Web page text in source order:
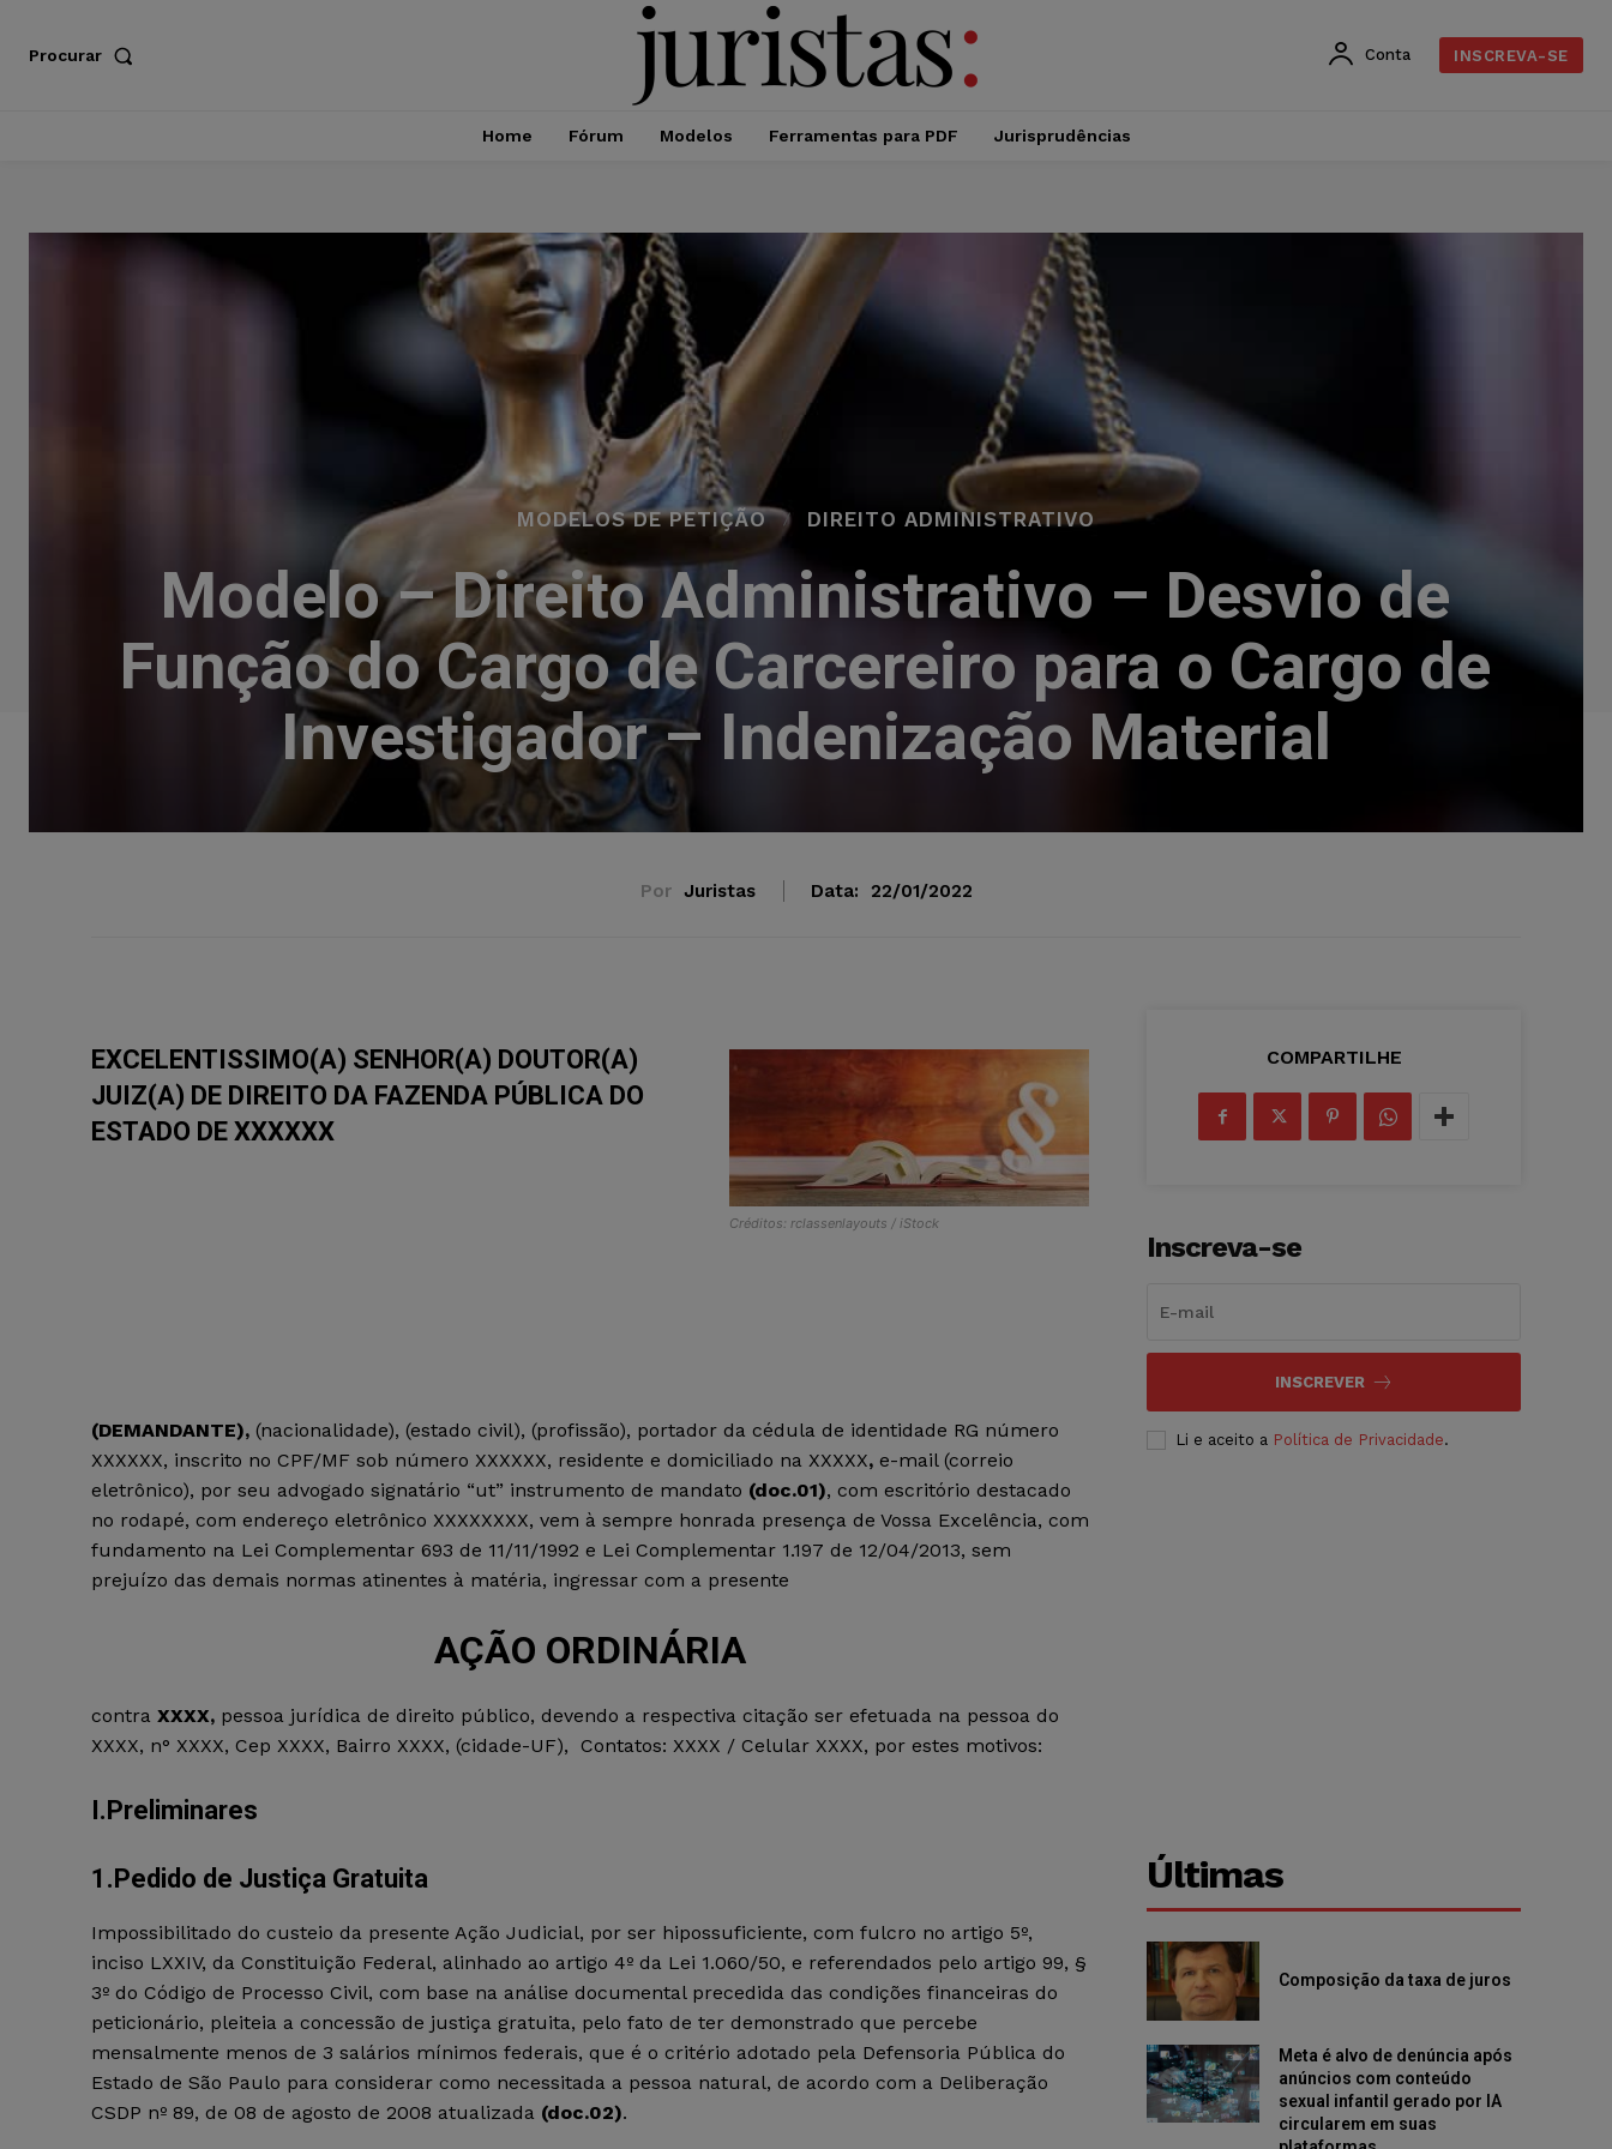
Procurar Conta INSCREVA-SE
Home Fórum Modelos Ferramentas para PDF Jurisprudências
MODELOS DE PETIÇÃO DIREITO ADMINISTRATIVO
Modelo – Direito Administrativo – Desvio de
Função do Cargo de Carcereiro para o Cargo de
Investigador – Indenização Material
Por Juristas Data: 22/01/2022
Créditos: rclassenlayouts / iStock
EXCELENTISSIMO(A) SENHOR(A) DOUTOR(A)
JUIZ(A) DE DIREITO DA FAZENDA PÚBLICA DO
ESTADO DE XXXXXX
(DEMANDANTE), (nacionalidade), (estado civil), (profissão), portador da cédula de identidade RG número
XXXXXX, inscrito no CPF/MF sob número XXXXXX, residente e domiciliado na XXXXX, e-mail (correio
eletrônico), por seu advogado signatário “ut” instrumento de mandato (doc.01), com escritório destacado
no rodapé, com endereço eletrônico XXXXXXXX, vem à sempre honrada presença de Vossa Excelência, com
fundamento na Lei Complementar 693 de 11/11/1992 e Lei Complementar 1.197 de 12/04/2013, sem
prejuízo das demais normas atinentes à matéria, ingressar com a presente
AÇÃO ORDINÁRIA
contra XXXX, pessoa jurídica de direito público, devendo a respectiva citação ser efetuada na pessoa do
XXXX, n° XXXX, Cep XXXX, Bairro XXXX, (cidade-UF), Contatos: XXXX / Celular XXXX, por estes motivos:
I.Preliminares
1.Pedido de Justiça Gratuita
Impossibilitado do custeio da presente Ação Judicial, por ser hipossuficiente, com fulcro no artigo 5º,
inciso LXXIV, da Constituição Federal, alinhado ao artigo 4º da Lei 1.060/50, e referendados pelo artigo 99, §
3º do Código de Processo Civil, com base na análise documental precedida das condições financeiras do
peticionário, pleiteia a concessão de justiça gratuita, pelo fato de ter demonstrado que percebe
mensalmente menos de 3 salários mínimos federais, que é o critério adotado pela Defensoria Pública do
Estado de São Paulo para considerar como necessitada a pessoa natural, de acordo com a Deliberação
CSDP nº 89, de 08 de agosto de 2008 atualizada (doc.02).
COMPARTILHE
Inscreva-se
INSCREVER
Li e aceito a Política de Privacidade.
Últimas
Composição da taxa de juros
Meta é alvo de denúncia após
anúncios com conteúdo
sexual infantil gerado por IA
circularem em suas